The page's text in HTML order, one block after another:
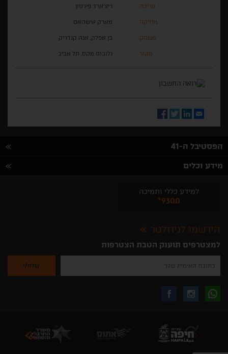
עריכה ריצ'ארד פירסון
מוזיקה מארק אישהאם
משחק בן אפלק, אנה קנדריק
מקור גלובוס מקס, תל אביב
Email
LinkedIn
Twitter
Facebook
הפסטיבל ה-41
מידע וכלים
למידע כללי ותמיכה
*9300
הירשמו לניוזלטר
למצטרפים תוענק הטבת הצטרפות
להזין
שלך
להרשמה
לקבלת
באינסטגרם
עקבו
בפייסבוק